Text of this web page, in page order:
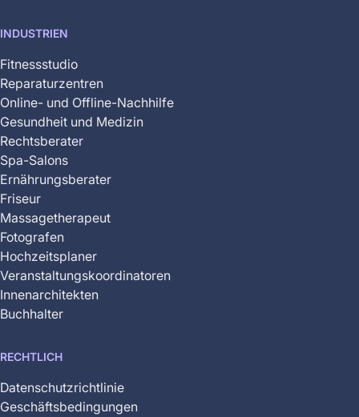
INDUSTRIEN
Fitnessstudio
Reparaturzentren
Online- und Offline-Nachhilfe
Gesundheit und Medizin
Rechtsberater
Spa-Salons
Ernährungsberater
Friseur
Massagetherapeut
Fotografen
Hochzeitsplaner
Veranstaltungskoordinatoren
Innenarchitekten
Buchhalter
RECHTLICH
Datenschutzrichtlinie
Geschäftsbedingungen